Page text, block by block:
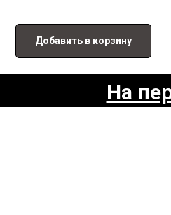
Добавить в корзину
На